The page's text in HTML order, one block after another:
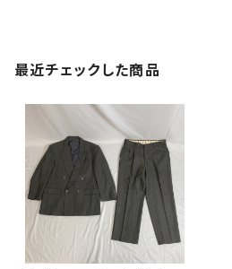
最近チェックした商品